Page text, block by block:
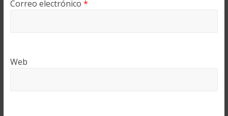
Correo electrónico *
Web